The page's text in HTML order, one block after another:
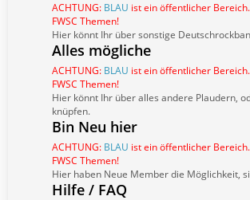
ACHTUNG: BLAU ist ein öffentlicher
FWSC Themen!
Hier könnt Ihr über sonstige
Alles mögliche
ACHTUNG: BLAU ist ein öffentlicher
FWSC Themen!
Hier könnt Ihr über alles andere Plaudern,
knüpfen.
Bin Neu hier
ACHTUNG: BLAU ist ein öffentlicher
FWSC Themen!
Hier haben Neue Member die Möglichkeit,
Hilfe / FAQ